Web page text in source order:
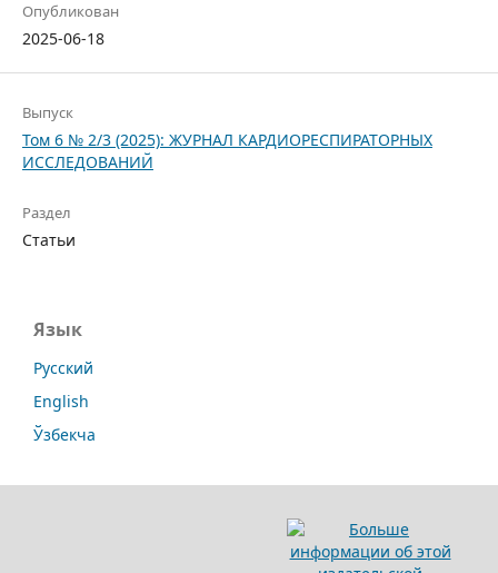
Опубликован
2025-06-18
Выпуск
Том 6 № 2/3 (2025): ЖУРНАЛ КАРДИОРЕСПИРАТОРНЫХ
ИССЛЕДОВАНИЙ
Раздел
Статьи
Язык
Русский
English
Ўзбекча